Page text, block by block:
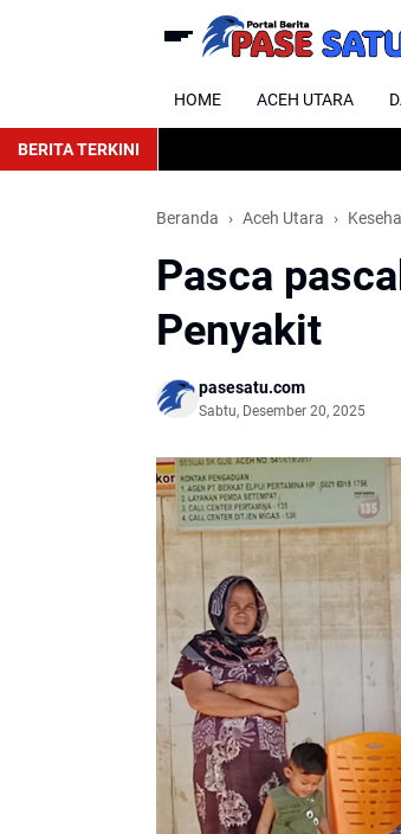
HOME ACEH UTARA
BERITA TERKINI
Beranda Aceh Utara
Pasca
Penyakit
pasesatu.com
Sabtu, Desember 20, 2025